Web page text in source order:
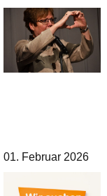
01. Februar 2026